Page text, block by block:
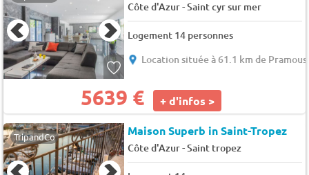
Côte d'Azur-Saint cyr sur mer
Logement 14 personnes
Location située à 61.1 km de
5639 € + d'infos >
TripandCo Maison Superb in Saint-Tropez
Côte d'Azur-Saint tropez